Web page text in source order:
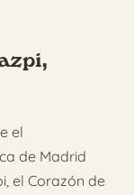
el
de Madrid
el Corazón de